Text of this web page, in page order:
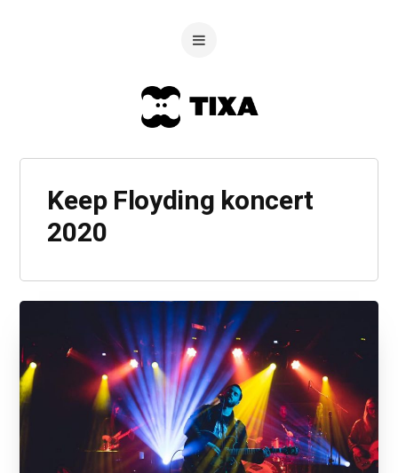
Keep Floyding koncert
2020